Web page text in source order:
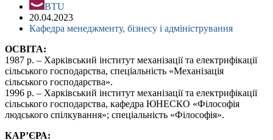
BTU
20.04.2023
Кафедра менеджменту, бізнесу і адміністрування
ОСВІТА:
1987 р. – Харківський інститут механізації та електрифікації
сільського господарства, спеціальність «Механізація
сільського господарства».
1996 р. – Харківський інститут механізації та електрифікації
сільського господарства, кафедра ЮНЕСКО «Філософія
людського спілкування»; спеціальність «Філософія».
КАР’ЄРА: